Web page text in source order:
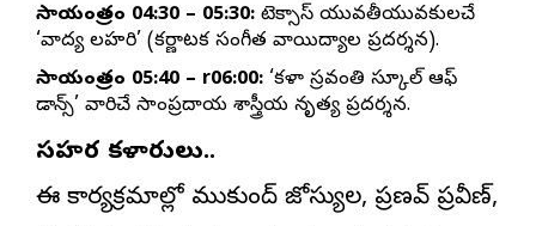
సాయంత్రం 04:30 – 05:30: టెక్సాస్ యువతీయువకులచే
‘వాద్య లహరి’ (కర్ణాటక సంగీత వాయిద్యాల ప్రదర్శన).
సాయంత్రం 05:40 – r06:00: ‘కళా స్రవంతి స్కూల్ ఆఫ్
డాన్స్’ వారిచే సాంప్రదాయ శాస్త్రీయ నృత్య ప్రదర్శన.
సహకార కళాకారులు..
ఈ కార్యక్రమాల్లో ముకుంద్ జోస్యుల, ప్రణవ్ ప్రవీణ్,